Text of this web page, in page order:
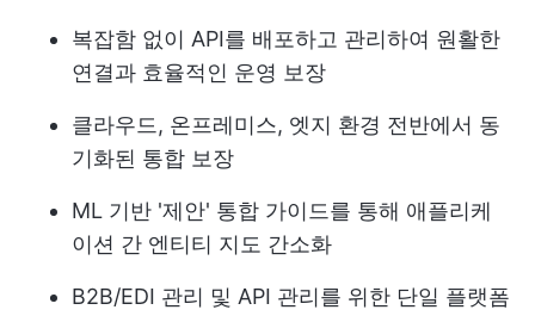
복잡함 없이 API를 배포하고 관리하여 원활한
연결과 효율적인 운영 보장
클라우드, 온프레미스, 엣지 환경 전반에서 동
기화된 통합 보장
ML 기반 '제안' 통합 가이드를 통해 애플리케
이션 간 엔티티 지도 간소화
B2B/EDI 관리 및 API 관리를 위한 단일 플랫폼